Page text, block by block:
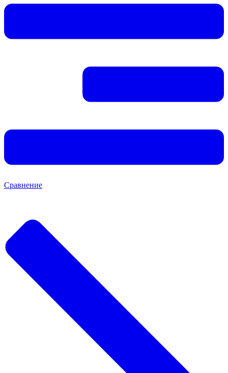
Сравнение